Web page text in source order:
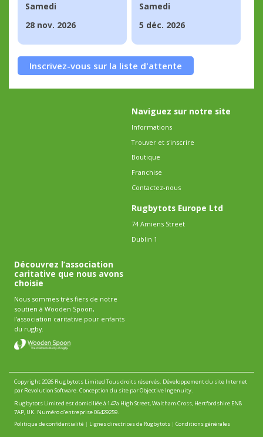
Samedi
28 nov. 2026
Samedi
5 déc. 2026
Inscrivez-vous sur la liste d'attente
Naviguez sur notre site
Informations
Trouver et s'inscrire
Boutique
Franchise
Contactez-nous
Rugbytots Europe Ltd
74 Amiens Street
Dublin 1
Découvrez l’association
caritative que nous avons
choisie
Nous sommes très fiers de notre
soutien à Wooden Spoon,
l’association caritative pour enfants
du rugby.
Copyright 2026 Rugbytots Limited Tous droits réservés. Développement du site Internet
par Revolution Software .Conception du site par Objective Ingenuity
Rugbytots Limited est domiciliée à 147a High Street, Waltham Cross, Hertfordshire EN8
7AP, UK. Numéro d’entreprise 06429259.
Politique de confidentialité | Lignes directrices de Rugbytots |Conditions générales